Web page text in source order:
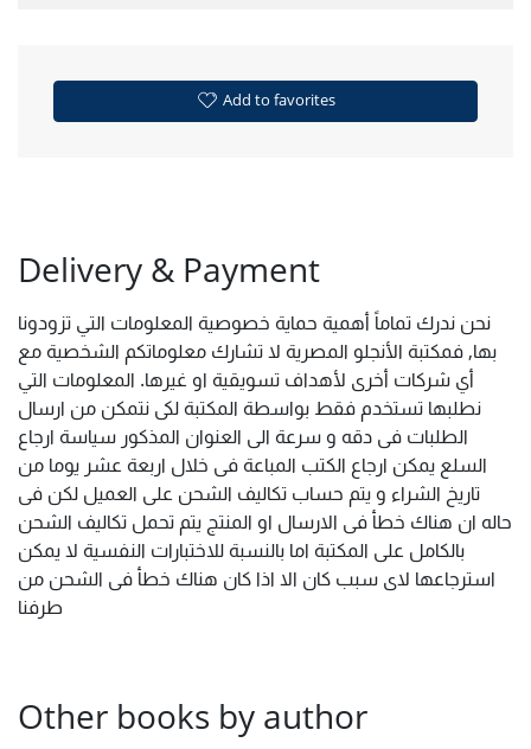
Add to favorites
Delivery & Payment
نحن ندرك تماماً أهمية حماية خصوصية المعلومات التي تزودونا
بها, فمكتبة الأنجلو المصرية لا تشارك معلوماتكم الشخصية مع
أي شركات أخرى لأهداف تسويقية او غيرها. المعلومات التي
نطلبها تستخدم فقط بواسطة المكتبة لكى نتمكن من ارسال
الطلبات فى دقه و سرعة الى العنوان المذكور سياسة ارجاع
السلع يمكن ارجاع الكتب المباعة فى خلال اربعة عشر يوما من
تاريخ الشراء و يتم حساب تكاليف الشحن على العميل لكن فى
حاله ان هناك خطأ فى الارسال او المنتج يتم تحمل تكاليف الشحن
بالكامل على المكتبة اما بالنسبة للاختبارات النفسية لا يمكن
استرجاعها لاى سبب كان الا اذا كان هناك خطأ فى الشحن من
طرفنا
Other books by author